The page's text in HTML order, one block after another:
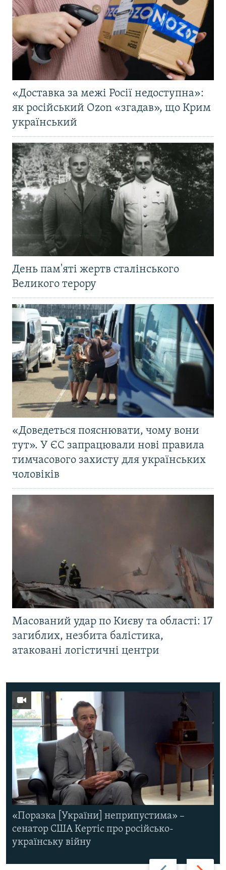
«Доставка за межі Росії недоступна»:
як російський Ozon «згадав», що Крим
український
День пам'яті жертв сталінського
Великого терору
«Доведеться пояснювати, чому вони
тут». У ЄС запрацювали нові правила
тимчасового захисту для українських
чоловіків
Масований удар по Києву та області: 17
загиблих, незбита балістика,
атаковані логістичні центри
Назад Вперед
«Поразка [України] неприпустима» –
сенатор США Кертіс про російсько-
українську війну